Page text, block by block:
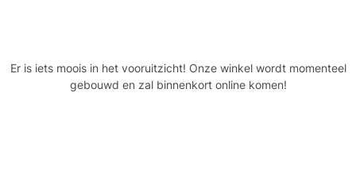
Er is iets moois in het vooruitzicht! Onze winkel wordt momenteel
gebouwd en zal binnenkort online komen!